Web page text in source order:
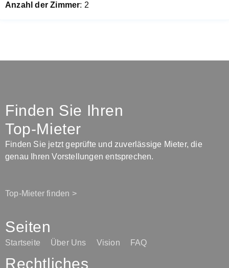
Anzahl der Zimmer: 2
Finden Sie Ihren
Top-Mieter
Finden Sie jetzt geprüfte und zuverlässige Mieter, die
genau Ihren Vorstellungen entsprechen.
Top-Mieter finden >
Seiten
Startseite Über Uns Vision FAQ
Rechtliches